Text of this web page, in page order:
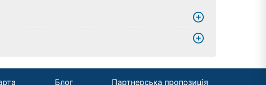
Блог Партнерська пропозиція